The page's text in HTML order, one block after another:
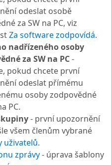
odeslat osobě
za SW na PC, viz
Za software zodpovídá.
nadřízeného osoby
za SW na PC-
pokud chcete první
odeslat přímému
osoby zodpovědné
PC.
- první upozornění
všem členům vybrané
uživatelů.
zprávy- úprava šablony